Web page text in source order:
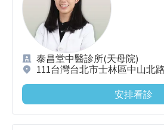
泰昌堂中醫診所(天母院)
111台灣台北市士林區中山北
安排看診